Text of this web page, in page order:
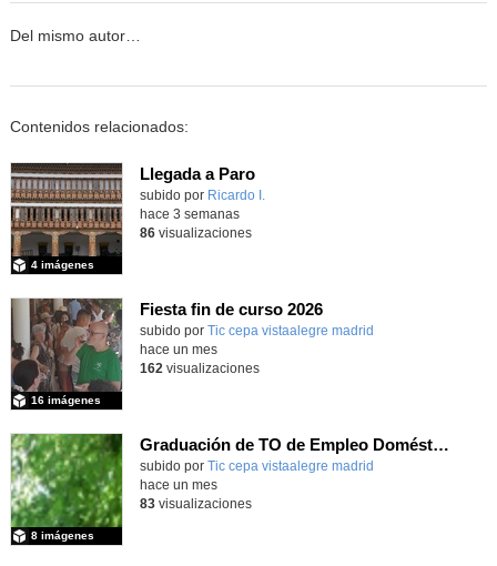
Del mismo autor…
Contenidos relacionados:
Llegada a Paro
subido por Ricardo I.
4 imágenes
hace 3 semanas
86visualizaciones
Fiesta fin de curso 2026
subido por Tic cepa vistaalegre madrid
16 imágenes
hace un mes
162 visualizaciones
Graduación de TO de Empleo Doméstico
subido por Tic cepa vistaalegre madrid
8 imágenes
hace un mes
83visualizaciones